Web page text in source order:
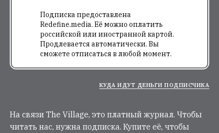
Подписка предоставлена
Redefine.media. Её можно оплатить
российской или иностранной картой.
Продлевается автоматически. Вы
сможете отписаться в любой момент.
КУДА ИДУТ ДЕНЬГИ ПОДПИСЧИКА
На связи The Village, это платный журнал. Чтобы
читать нас, нужна подписка. Купите её, чтобы